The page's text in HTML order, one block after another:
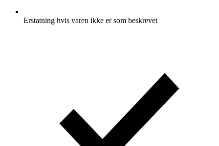
Erstatning hvis varen ikke er som beskrevet